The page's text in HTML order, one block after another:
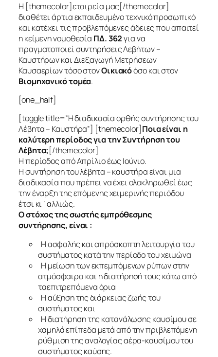
Η [themecolor]εταιρεία μας[/themecolor]
διαθέτει άρτια εκπαιδευμένο τεχνικό προσωπικό
και κατέχει τις προβλεπόμενες άδειες που απαιτεί
η κείμενη νομοθεσία ΠΔ. 362για να
πραγματοποιείσυντηρήσεις Λεβήτων –
ΚαυστήρωνκαιΔιεξαγωγή Μετρήσεων
Καυσαερίωντόσο στονΟικιακόόσο και στον
Βιομηχανικό τομέα.
[one_half]
[toggle title=”Η διαδικασία ορθής συντήρησης του
Λέβητα – Καυστήρα”] [themecolor]Ποια είναι η
καλύτερη περίοδος για την Συντήρηση του
Λέβητα; [/themecolor]
H περίοδος από Απρίλιο έως Ιούνιο.
Η συντήρηση του λέβητα – καυστήρα είναι μια
διαδικασία που πρέπει να έχει ολοκληρωθεί έως
την έναρξη της επόμενης χειμερινής περιόδου
έτσι κι΄αλλιώς.
Ο στόχος της σωστής εμπρόθεσμης
συντήρησης, είναι :
Η ασφαλής και απρόσκοπτη λειτουργία του
συστήματος κατά την περίοδο του χειμώνα
Η μείωση των εκπεμπόμενων ρύπων στην
ατμόσφαιρα και η διατήρησή τους κάτω από
ταεπιτρεπόμενα όρια
Η αύξηση της διάρκειας ζωής του
συστήματος και
Η διατήρηση της κατανάλωσης καυσίμου σε
χαμηλά επίπεδα μετά από την πριβλεπόμενη
ρύθμιση της αναλογίας αέρα-καυσίμου του
συστήματος καύσης.